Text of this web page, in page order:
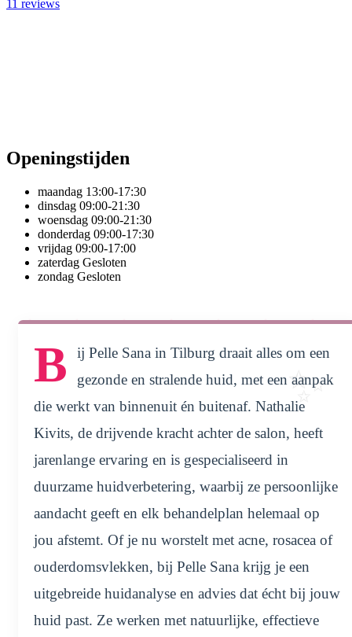
11 reviews
Openingstijden
maandag 13:00-17:30
dinsdag 09:00-21:30
woensdag 09:00-21:30
donderdag 09:00-17:30
vrijdag 09:00-17:00
zaterdag Gesloten
zondag Gesloten
B
ij Pelle Sana in Tilburg draait alles om een
gezonde en stralende huid, met een aanpak
die werkt van binnenuit én buitenaf. Nathalie
Kivits, de drijvende kracht achter de salon, heeft
jarenlange ervaring en is gespecialiseerd in
duurzame huidverbetering, waarbij ze persoonlijke
aandacht geeft en elk behandelplan helemaal op
jou afstemt. Of je nu worstelt met acne, rosacea of
ouderdomsvlekken, bij Pelle Sana krijg je een
uitgebreide huidanalyse en advies dat écht bij jouw
huid past. Ze werken met natuurlijke, effectieve